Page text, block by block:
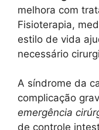
melhora com
Fisioterapia,
estilo de vida
necessário
A síndrome da
complicação
emergência
de controle